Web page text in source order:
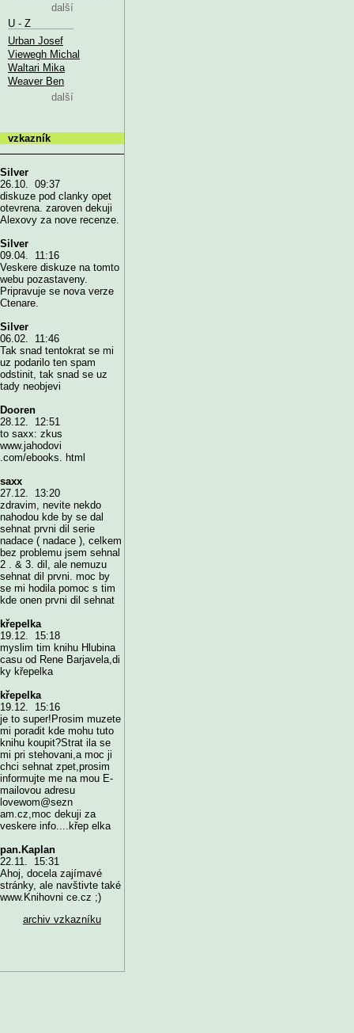
další
U - Z
Urban Josef
Viewegh Michal
Waltari Mika
Weaver Ben
další
vzkazník
Silver
26.10. 09:37
diskuze pod clanky opet
otevrena. zaroven dekuji
Alexovy za nove recenze.
Silver
09.04. 11:16
Veskere diskuze na tomto
webu pozastaveny.
Pripravuje se nova verze
Ctenare.
Silver
06.02. 11:46
Tak snad tentokrat se mi
uz podarilo ten spam
odstinit, tak snad se uz
tady neobjevi
Dooren
28.12. 12:51
to saxx: zkus
www.jahodovi
.com/ebooks. html
saxx
27.12. 13:20
zdravim, nevite nekdo
nahodou kde by se dal
sehnat prvni dil serie
nadace ( nadace ), celkem
bez problemu jsem sehnal
2 . & 3. dil, ale nemuzu
sehnat dil prvni. moc by
se mi hodila pomoc s tim
kde onen prvni dil sehnat
křepelka
19.12. 15:18
myslim tim knihu Hlubina
casu od Rene Barjavela,di
ky křepelka
křepelka
19.12. 15:16
je to super!Prosim muzete
mi poradit kde mohu tuto
knihu koupit?Strat ila se
mi pri stehovani,a moc ji
chci sehnat zpet,prosim
informujte me na mou E-
mailovou adresu
lovewom@sezn
am.cz,moc dekuji za
veskere info....křep elka
pan.Kaplan
22.11. 15:31
Ahoj, docela zajímavé
stránky, ale navštivte také
www.Knihovni ce.cz ;)
archiv vzkazníku